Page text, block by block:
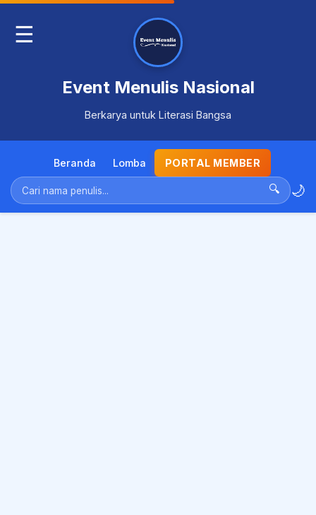
☰
Event Menulis Nasional
Berkarya untuk Literasi Bangsa
Beranda Lomba PORTAL MEMBER
🔍 🌙